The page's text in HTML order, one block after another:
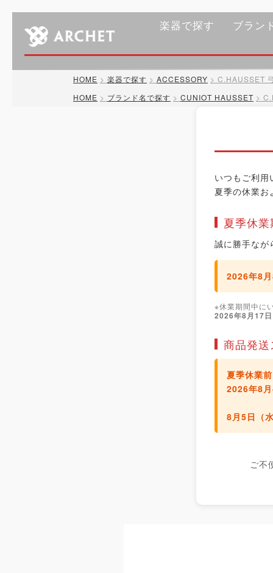
楽器で探す ブラン
HOME 楽器で探す ACCESSORY
C.HAUSSET
HOME
ブランド名で探す CUNIOT HAUSSET
いつもご利
夏季の休業
夏季休
誠に勝手なが
2026年8
※休業期間中に
2026年8月17
商品発
夏季休業
2026年8
8月5日（
ご不